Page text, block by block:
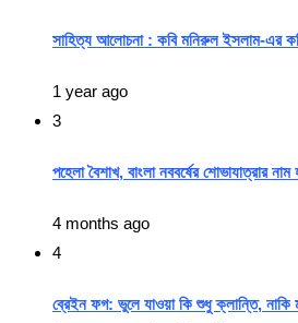
সাহিত্য আলোচনা : কবি মনিরুল ইসলাম-এর
1 year ago
3
পহেলা বৈশাখ, বাংলা নববর্ষের শোভাযাত্রার নাম
4 months ago
4
ব্রেইন ফগ: ভুলে যাওয়া কি শুধু ক্লান্তি, নাকি